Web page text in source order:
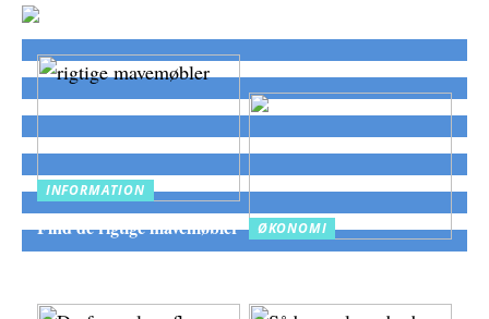
INFORMATION
Find de rigtige mavemøbler ØKONOMI